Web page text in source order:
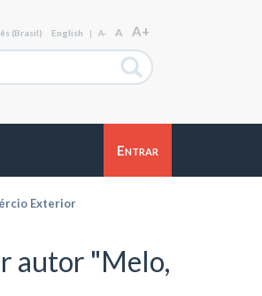
(Brasil) English | A- A A+
Entrar
Exterior
autor "Melo,